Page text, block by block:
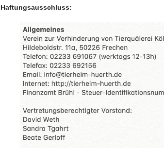
Haftungsausschluss: